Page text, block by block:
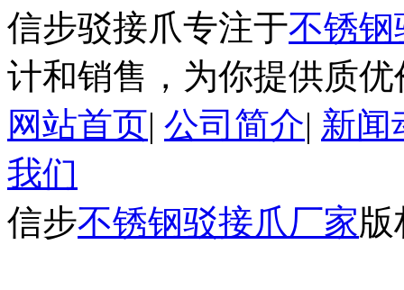
信步驳接爪专注于不锈钢
计和销售，为你提供质
网站首页| 公司简介| 新闻
我们
信步不锈钢驳接爪厂家版